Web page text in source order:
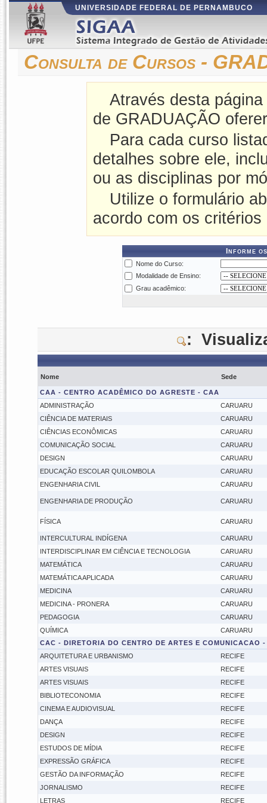
UNIVERSIDADE FEDERAL DE PERNAMBUCO
Consulta de Cursos -
Através desta
de GRADUAÇÃO
Para cada curso
detalhes sobre ele,
ou as disciplinas por
Utilize o formulário
acordo com os
Informe
Nome do Curso:
Modalidade de Ensino:
Grau acadêmico:
:
Nome Sede
CAA - CENTRO ACADÊMICO DO AGRESTE - CAA
ADMINISTRAÇÃO
CARUARU
CIÊNCIA DE MATERIAIS
CARUARU
CIÊNCIAS ECONÔMICAS
CARUARU
COMUNICAÇÃO SOCIAL
CARUARU
DESIGN
CARUARU
EDUCAÇÃO ESCOLAR QUILOMBOLA
CARUARU
ENGENHARIA CIVIL
CARUARU
ENGENHARIA DE PRODUÇÃO CARUARU
FÍSICA CARUARU
INTERCULTURAL INDÍGENA
CARUARU
INTERDISCIPLINAR EM CIÊNCIA E TECNOLOGIA
CARUARU
MATEMÁTICA
CARUARU
MATEMÁTICA APLICADA
CARUARU
MEDICINA
CARUARU
MEDICINA - PRONERA
CARUARU
PEDAGOGIA
CARUARU
QUÍMICA
CARUARU
CAC - DIRETORIA DO CENTRO DE ARTES E COMUNICACAO -
ARQUITETURA E URBANISMO
RECIFE
ARTES VISUAIS
RECIFE
ARTES VISUAIS
RECIFE
BIBLIOTECONOMIA
RECIFE
CINEMA E AUDIOVISUAL
RECIFE
DANÇA
RECIFE
DESIGN
RECIFE
ESTUDOS DE MÍDIA
RECIFE
EXPRESSÃO GRÁFICA
RECIFE
GESTÃO DA INFORMAÇÃO
RECIFE
JORNALISMO
RECIFE
LETRAS
RECIFE